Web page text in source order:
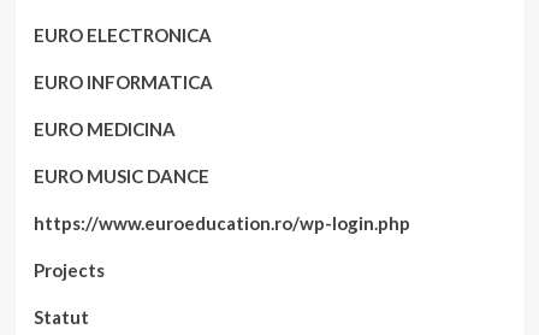
EURO ELECTRONICA
EURO INFORMATICA
EURO MEDICINA
EURO MUSIC DANCE
https://www.euroeducation.ro/wp-login.php
Projects
Statut